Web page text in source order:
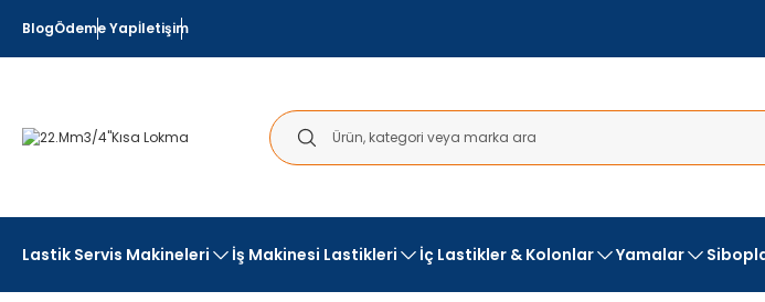
BlogÖdeme Yapİletişim
Lastik Servis Makineleri İş Makinesi Lastikleri İç Lastikler & Kolonlar Yamalar